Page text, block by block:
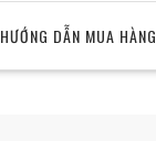
HƯỚNG DẪN MUA HÀNG